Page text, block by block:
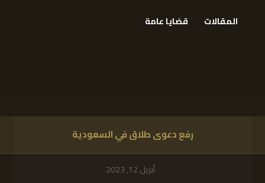
المقالات قضايا عامة
رفع دعوى طلاق في السعودية
أبريل 12, 2023